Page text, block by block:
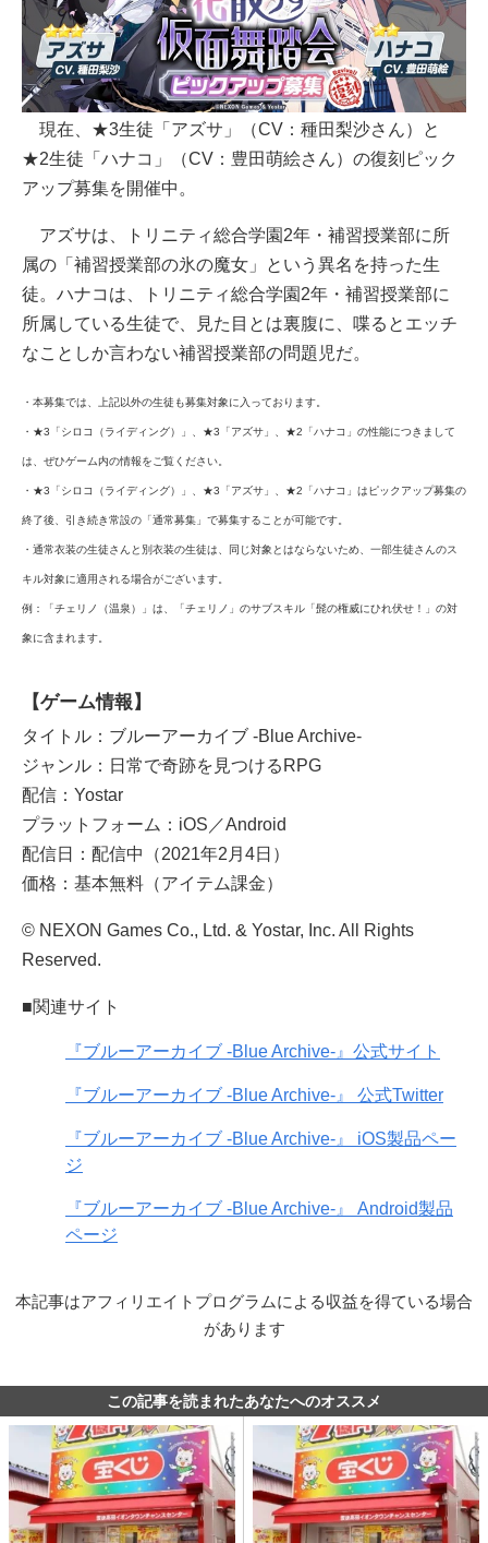
現在、★3生徒「アズサ」（CV：種田梨沙さん）と
★2生徒「ハナコ」（CV：豊田萌絵さん）の復刻ピック
アップ募集を開催中。
アズサは、トリニティ総合学園2年・補習授業部に所
属の「補習授業部の氷の魔女」という異名を持った生
徒。ハナコは、トリニティ総合学園2年・補習授業部に
所属している生徒で、見た目とは裏腹に、喋るとエッチ
なことしか言わない補習授業部の問題児だ。
・本募集では、上記以外の生徒も募集対象に入っております。
・★3「シロコ（ライディング）」、★3「アズサ」、★2「ハナコ」の性能につきまして
は、ぜひゲーム内の情報をご覧ください。
・★3「シロコ（ライディング）」、★3「アズサ」、★2「ハナコ」はピックアップ募集の
終了後、引き続き常設の「通常募集」で募集することが可能です。
・通常衣装の生徒さんと別衣装の生徒は、同じ対象とはならないため、一部生徒さんのス
キル対象に適用される場合がございます。
例：「チェリノ（温泉）」は、「チェリノ」のサブスキル「髭の権威にひれ伏せ！」の対
象に含まれます。
【ゲーム情報】
タイトル：ブルーアーカイブ -Blue Archive-
ジャンル：日常で奇跡を見つけるRPG
配信：Yostar
プラットフォーム：iOS／Android
配信日：配信中（2021年2月4日）
価格：基本無料（アイテム課金）
© NEXON Games Co., Ltd. & Yostar, Inc. All Rights
Reserved.
■関連サイト
『ブルーアーカイブ -Blue Archive-』公式サイト
『ブルーアーカイブ -Blue Archive-』 公式Twitter
『ブルーアーカイブ -Blue Archive-』 iOS製品ペー
ジ
『ブルーアーカイブ -Blue Archive-』 Android製品
ページ
本記事はアフィリエイトプログラムによる収益を得ている場合
があります
この記事を読まれたあなたへのオススメ